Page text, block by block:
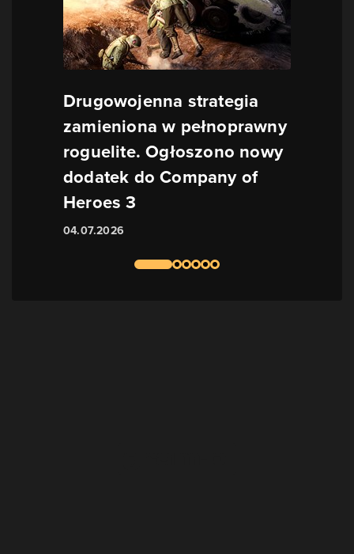
Drugowojenna strategia
zamieniona w pełnoprawny
roguelite. Ogłoszono nowy
dodatek do Company of
Heroes 3
04.07.2026